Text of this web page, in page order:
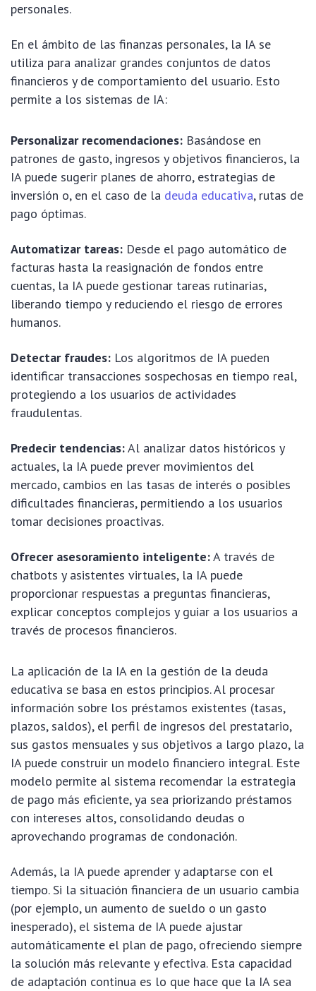
personales.
En el ámbito de las finanzas personales, la IA se
utiliza para analizar grandes conjuntos de datos
financieros y de comportamiento del usuario. Esto
permite a los sistemas de IA:
Personalizar recomendaciones: Basándose en
patrones de gasto, ingresos y objetivos financieros, la
IA puede sugerir planes de ahorro, estrategias de
inversión o, en el caso de la deuda educativa, rutas de
pago óptimas.
Automatizar tareas: Desde el pago automático de
facturas hasta la reasignación de fondos entre
cuentas, la IA puede gestionar tareas rutinarias,
liberando tiempo y reduciendo el riesgo de errores
humanos.
Detectar fraudes: Los algoritmos de IA pueden
identificar transacciones sospechosas en tiempo real,
protegiendo a los usuarios de actividades
fraudulentas.
Predecir tendencias:Al analizar datos históricos y
actuales, la IA puede prever movimientos del
mercado, cambios en las tasas de interés o posibles
dificultades financieras, permitiendo a los usuarios
tomar decisiones proactivas.
Ofrecer asesoramiento inteligente:A través de
chatbots y asistentes virtuales, la IA puede
proporcionar respuestas a preguntas financieras,
explicar conceptos complejos y guiar a los usuarios a
través de procesos financieros.
La aplicación de la IA en la gestión de la deuda
educativa se basa en estos principios. Al procesar
información sobre los préstamos existentes (tasas,
plazos, saldos), el perfil de ingresos del prestatario,
sus gastos mensuales y sus objetivos a largo plazo, la
IA puede construir un modelo financiero integral. Este
modelo permite al sistema recomendar la estrategia
de pago más eficiente, ya sea priorizando préstamos
con intereses altos, consolidando deudas o
aprovechando programas de condonación.
Además, la IA puede aprender y adaptarse con el
tiempo. Si la situación financiera de un usuario cambia
(por ejemplo, un aumento de sueldo o un gasto
inesperado), el sistema de IA puede ajustar
automáticamente el plan de pago, ofreciendo siempre
la solución más relevante y efectiva. Esta capacidad
de adaptación continua es lo que hace que la IA sea